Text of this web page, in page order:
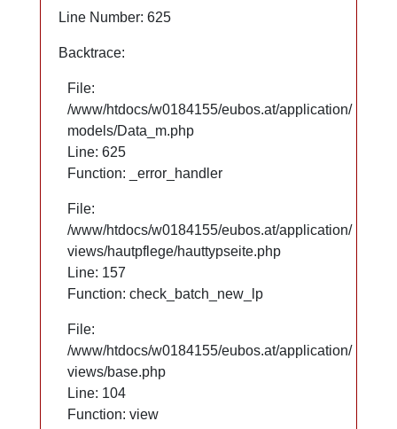
Line Number: 625
Backtrace:
File:
/www/htdocs/w0184155/eubos.at/application/
models/Data_m.php
Line: 625
Function: _error_handler
File:
/www/htdocs/w0184155/eubos.at/application/
views/hautpflege/hauttypseite.php
Line: 66
Function: check_batch_new_lp
File:
/www/htdocs/w0184155/eubos.at/application/
views/base.php
Line: 104
Function: view
Line Number: 625
Backtrace:
File:
/www/htdocs/w0184155/eubos.at/application/
models/Data_m.php
Line: 625
Function: _error_handler
File:
/www/htdocs/w0184155/eubos.at/application/
views/hautpflege/hauttypseite.php
Line: 157
Function: check_batch_new_lp
File:
/www/htdocs/w0184155/eubos.at/application/
views/base.php
Line: 104
Function: view